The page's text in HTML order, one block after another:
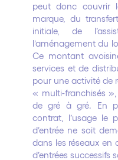
peut donc couvrir
marque, du
initiale, de
l’aménagement du
Ce montant
services et de
pour une activité de
« multi-franchisés
de gré à gré. En
contrat, l’usage le
d’entrée ne soit
dans les réseaux en
d’entrées successifs